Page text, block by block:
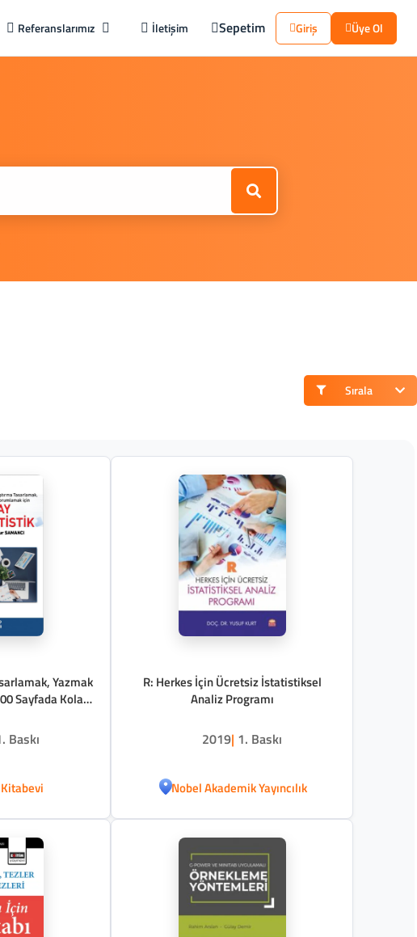
Referanslarımız İletişim Sepetim Giriş Üye Ol
Sırala
Yazmak
Sayfada Kolay
Baskı
R: Herkes İçin Ücretsiz İstatistiksel
Analiz Programı
2019| 1. Baskı
Nobel Akademik Yayıncılık